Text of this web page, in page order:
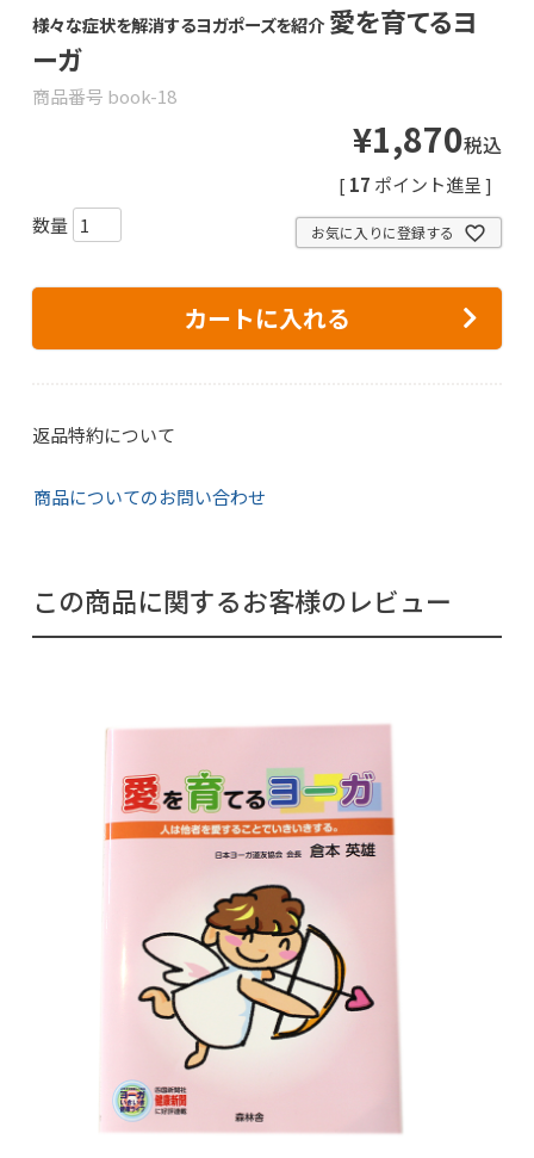
様々な症状を解消するヨガポーズを紹介 愛を育てるヨ
ーガ
商品番号 book-18
¥1,870税込
[ 17 ポイント進呈 ]
お気に入りに登録する
カートに入れる
返品特約について
商品についてのお問い合わせ
この商品に関するお客様のレビュー